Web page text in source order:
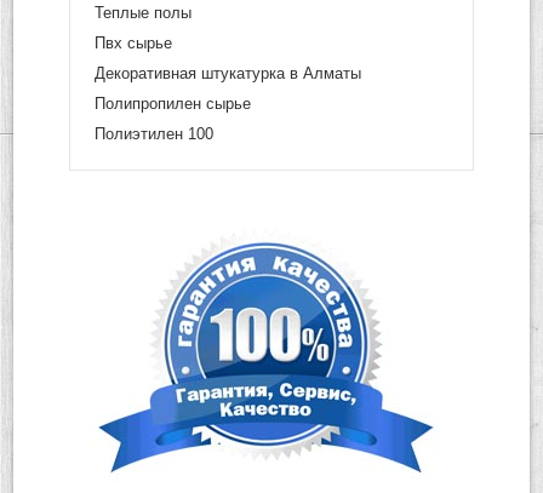
Теплые полы
Пвх сырье
Декоративная штукатурка в Алматы
Полипропилен сырье
Полиэтилен 100